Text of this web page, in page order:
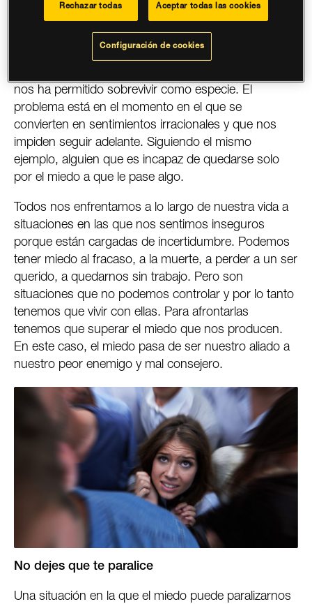
atracan, pero hay otras situaciones en las que surge
cuando imaginamos lo que podría pasar, por ejemplo
si estamos solos en casa y empezamos a pensar
nos ha permitido sobrevivir como especie. El
problema está en el momento en el que se
convierten en sentimientos irracionales y que nos
impiden seguir adelante. Siguiendo el mismo
ejemplo, alguien que es incapaz de quedarse solo
por el miedo a que le pase algo.
Todos nos enfrentamos a lo largo de nuestra vida a
situaciones en las que nos sentimos inseguros
porque están cargadas de incertidumbre. Podemos
tener miedo al fracaso, a la muerte, a perder a un ser
querido, a quedarnos sin trabajo. Pero son
situaciones que no podemos controlar y por lo tanto
tenemos que vivir con ellas. Para afrontarlas
tenemos que superar el miedo que nos producen.
En este caso, el miedo pasa de ser nuestro aliado a
nuestro peor enemigo y mal consejero.
No dejes que te paralice
Una situación en la que el miedo puede paralizarnos
Rechazar todas Aceptar todas las cookies
Configuración de cookies